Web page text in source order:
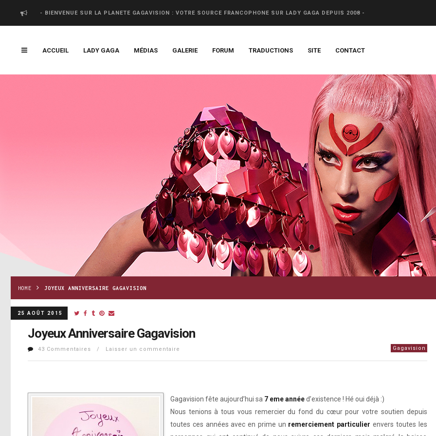
- BIENVENUE SUR LA PLANETE GAGAVISION : VOTRE SOURCE FRANCOPHONE SUR LADY GAGA DEPUIS 2008 -
ACCUEIL LADY GAGA MÉDIAS GALERIE FORUM TRADUCTIONS SITE CONTACT
HOME JOYEUX ANNIVERSAIRE GAGAVISION
25 AOÛT 2015
Joyeux Anniversaire Gagavision
43 Commentaires / Laisser un commentaire Gagavision
Gagavision fête aujourd’hui sa 7 eme annéed’existence ! Hé oui déjà :)
Nous tenions à tous vous remercier du fond du cœur pour votre soutien depuis
toutes ces années avec en prime un remerciement particulier envers toutes les